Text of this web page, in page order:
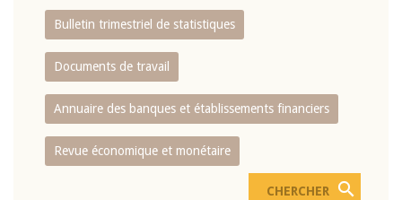
Bulletin trimestriel de statistiques
Documents de travail
Annuaire des banques et établissements financiers
Revue économique et monétaire